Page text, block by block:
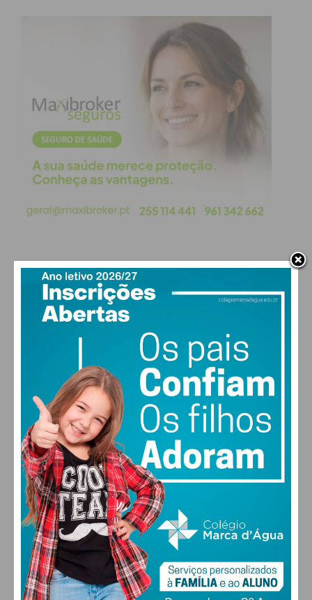
Eu li e concordo com os
termos e
condições
PAÇOS DE FERREIRA
23°
vento: 0m/s SSE
MAX 23 • MIN 23
28°
SÁB
27
DOM
28°
SEG
30
TER
FARMACIAS DE SERVIÇO EM PAÇOS DE